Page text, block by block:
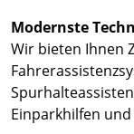
Modernste
Wir bieten Ihnen
Einparkhilfen